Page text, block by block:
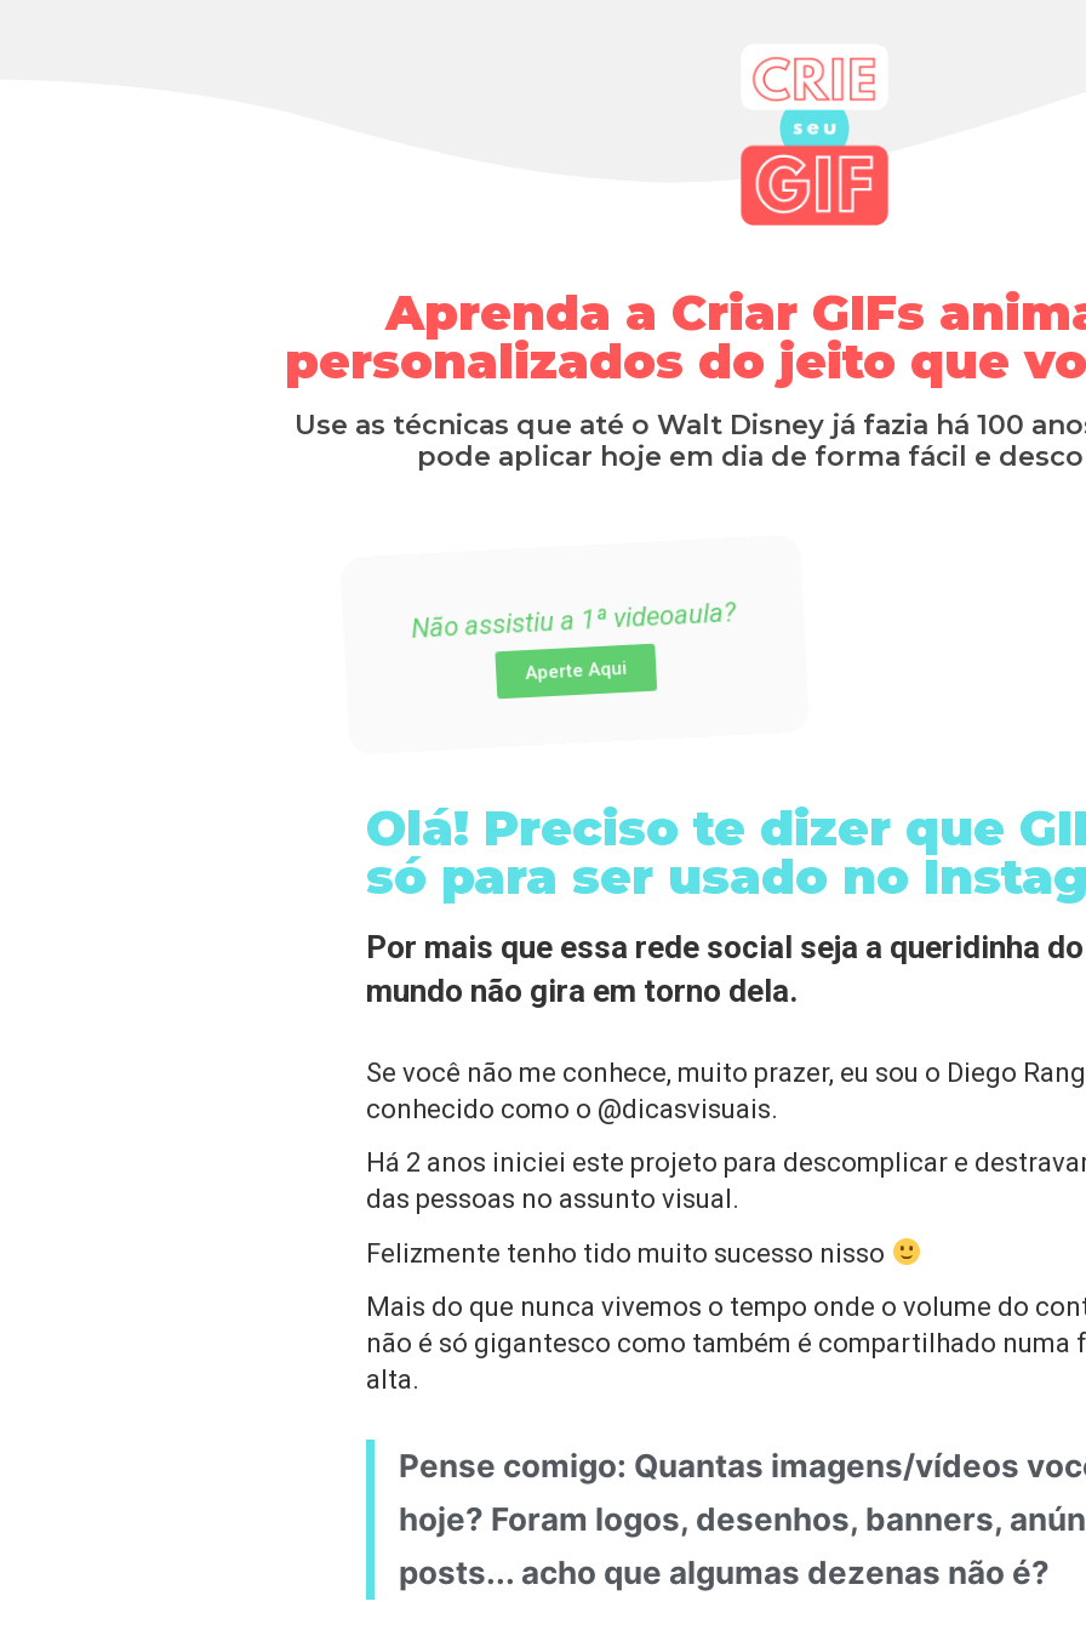
Aprenda a Criar GIFs
personalizados do jeito que
Use as técnicas que até o Walt Disney já fazia há 100
pode aplicar hoje em dia de forma fácil e
Não assistiu a 1ª videoaula?
Olá! Preciso te dizer que
só para ser usado no
Por mais que essa rede social seja a queridinha
mundo não gira em torno dela.
Se você não me conhece, muito prazer, eu sou o Diego
conhecido como o @dicasvisuais.
Há 2 anos iniciei este projeto para descomplicar e
das pessoas no assunto visual.
Felizmente tenho tido muito sucesso nisso
Mais do que nunca vivemos o tempo onde o volume do
não é só gigantesco como também é compartilhado numa
alta.
Pense comigo: Quantas imagens/vídeos
hoje? Foram logos, desenhos, banners,
posts... acho que algumas dezenas não é?